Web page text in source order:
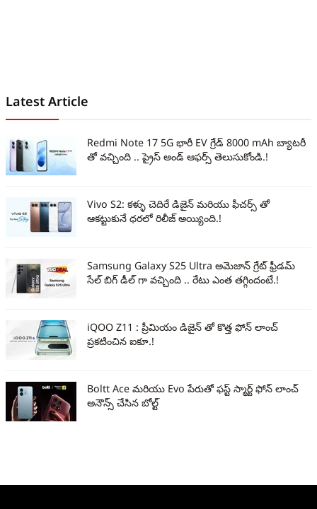
Latest Article
Redmi Note 17 5G భారీ EV గ్రేడ్ 8000 mAh బ్యాటరీ
తో వచ్చింది .. ప్రైస్ అండ్ ఆఫర్స్ తెలుసుకోండి.!
Vivo S2: కళ్ళు చెదిరే డిజైన్ మరియు ఫీచర్స్ తో
ఆకట్టుకునే ధరలో రిలీజ్ అయ్యింది.!
Samsung Galaxy S25 Ultra అమెజాన్ గ్రేట్ ఫ్రీడమ్
సేల్ బిగ్ డీల్ గా వచ్చింది .. రేటు ఎంత తగ్గిందంటే.!
iQOO Z11 : ప్రీమియం డిజైన్ తో కొత్త ఫోన్ లాంచ్
ప్రకటించిన ఐకూ.!
Boltt Ace మరియు Evo పేరుతో ఫస్ట్ స్మార్ట్ ఫోన్ లాంచ్
అనౌన్స్ చేసిన బోల్ట్